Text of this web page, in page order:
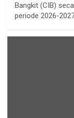
Bangkit (CIB)
periode 2026-